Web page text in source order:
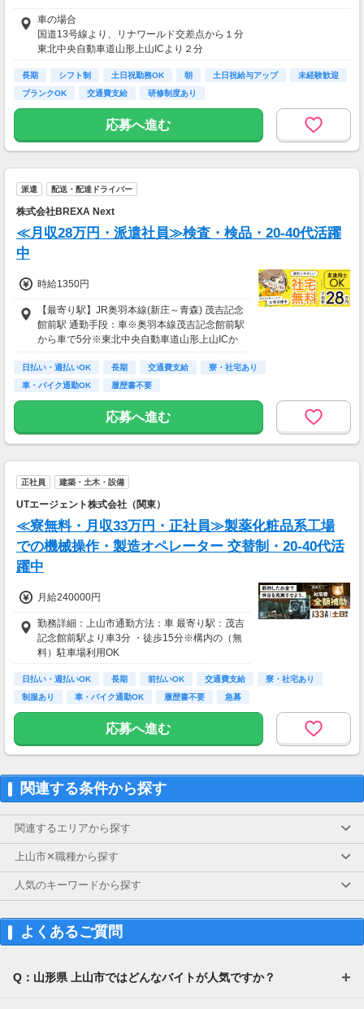
車の場合
国道13号線より、リナワールド交差点から１分
東北中央自動車道山形上山ICより２分
長期 シフト制 土日祝勤務OK 朝 土日祝給与アップ
未経験歓迎
ブランクOK
交通費支給 研修制度あり
応募へ進む
派遣 配送・配達ドライバー
株式会社BREXA Next
≪月収28万円・派遣社員≫検査・検品・20-40代活躍
中
時給1350円
【最寄り駅】JR奥羽本線(新庄～青森) 茂吉記念
館前駅 通勤手段：車※奥羽本線茂吉記念館前駅
から車で5分※東北中央自動車道山形上山ICか
ら車で5分★工場敷地外に無料駐車場あり
日払い・週払いOK 長期 交通費支給
寮・社宅あり
車・バイク通勤OK
履歴書不要
応募へ進む
正社員 建築・土木・設備
UTエージェント株式会社（関東）
≪寮無料・月収33万円・正社員≫製薬化粧品系工場
での機械操作・製造オペレーター 交替制・20-40代活
躍中
月給240000円
勤務詳細：上山市通勤方法：車 最寄り駅：茂吉
記念館前駅より車3分 ・徒歩15分※構内の（無
料）駐車場利用OK
日払い・週払いOK 長期 前払いOK 交通費支給
寮・社宅あり
制服あり
車・バイク通勤OK 履歴書不要 急募
応募へ進む
関連する条件から探す
関連するエリアから探す
上山市✕職種から探す
人気のキーワードから探す
よくあるご質問
Q：山形県 上山市ではどんなバイトが人気ですか？